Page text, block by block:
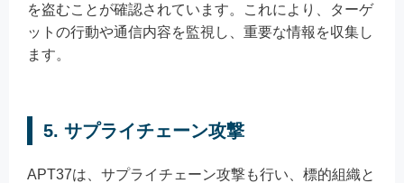
を盗むことが確認されています。これにより、ターゲ
ットの行動や通信内容を監視し、重要な情報を収集し
ます。
5. サプライチェーン攻撃
APT37は、サプライチェーン攻撃も行い、標的組織と